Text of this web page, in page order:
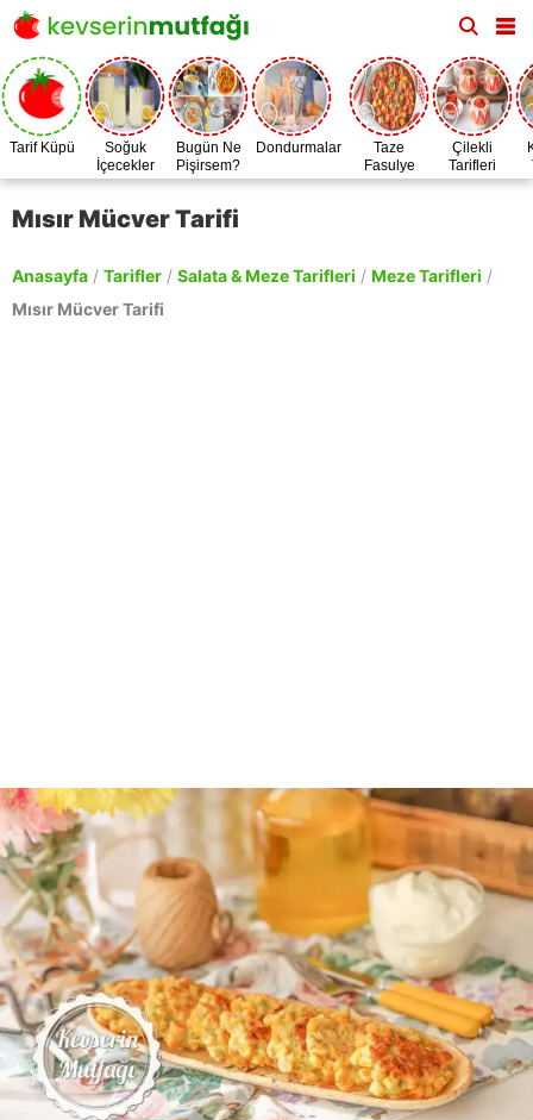
Tarif Küpü
Soğuk
İçecekler
Bugün Ne
Pişirsem?
Dondurmalar
Taze
Fasulye
Zamanı
Çilekli
Tarifleri
Mısır Mücver Tarifi
Anasayfa / Tarifler / Salata & Meze Tarifleri / Meze Tarifleri /
Mısır Mücver Tarifi